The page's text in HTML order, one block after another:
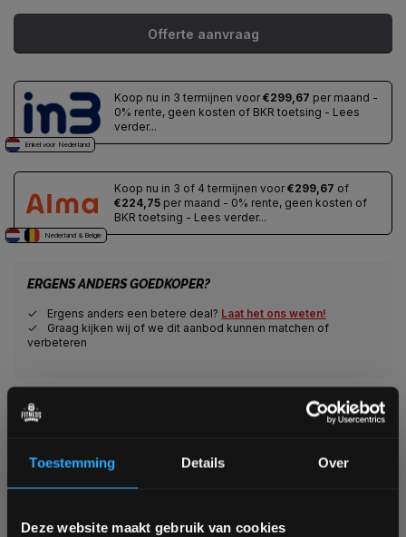
Toestemming Details Over
Deze website maakt gebruik van cookies
Offerte aanvraag
Enkel voor Nederland
Koop nu in 3 termijnen voor €299,67 per maand -
0% rente, geen kosten of BKR toetsing - Lees
verder...
Nederland & Belgie
Koop nu in 3 of 4 termijnen voor €299,67 of
€224,75 per maand - 0% rente, geen kosten of
BKR toetsing - Lees verder...
ERGENS ANDERS GOEDKOPER?
Ergens anders een betere deal? Laat het ons weten!
Graag kijken wij of we dit aanbod kunnen matchen of
verbeteren
Veilig winkelen met het webshop keurmerk
Alles voor jouw gym op één plek
Van homegym tot professionele gym
Bam! 5% korting op je volgende